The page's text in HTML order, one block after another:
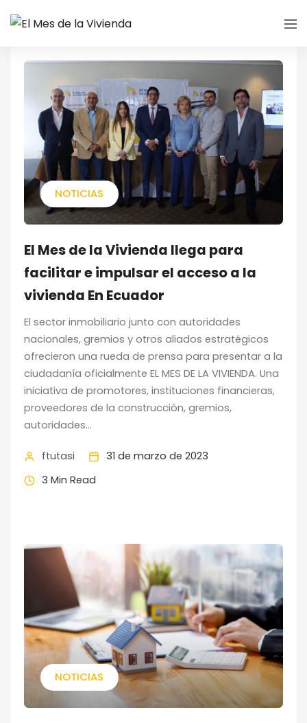
NOTICIAS
El Mes de la Vivienda llega para
facilitar e impulsar el acceso a la
vivienda En Ecuador
El sector inmobiliario junto con autoridades
nacionales, gremios y otros aliados estratégicos
ofrecieron una rueda de prensa para presentar a la
ciudadanía oficialmente EL MES DE LA VIVIENDA. Una
iniciativa de promotores, instituciones financieras,
proveedores de la construcción, gremios,
autoridades...
ftutasi
31 de marzo de 2023
3 Min Read
NOTICIAS